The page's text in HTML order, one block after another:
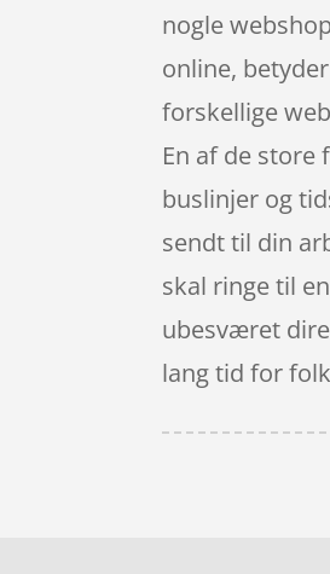
nogle
online,
forskellige
En af de
buslinjer og
sendt til din
skal ringe til
ubesværet
lang tid for